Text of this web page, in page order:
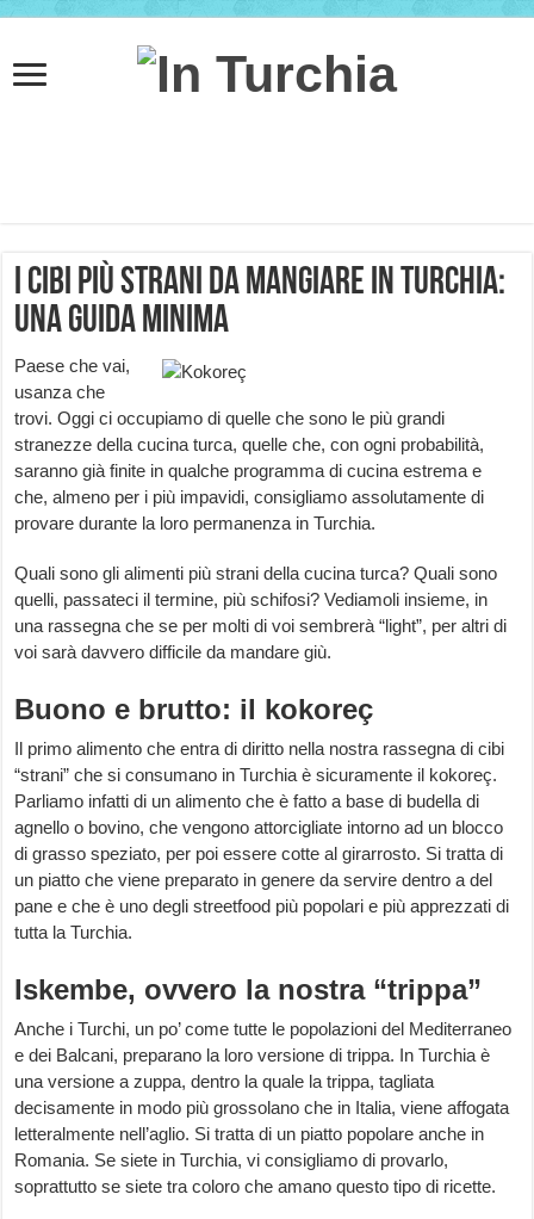
I cibi più strani da mangiare in Turchia:
una guida minima
Paese che vai,
usanza che
trovi. Oggi ci occupiamo di quelle che sono le più grandi
stranezze della cucina turca, quelle che, con ogni probabilità,
saranno già finite in qualche programma di cucina estrema e
che, almeno per i più impavidi, consigliamo assolutamente di
provare durante la loro permanenza in Turchia.
Quali sono gli alimenti più strani della cucina turca? Quali sono
quelli, passateci il termine, più schifosi? Vediamoli insieme, in
una rassegna che se per molti di voi sembrerà “light”, per altri di
voi sarà davvero difficile da mandare giù.
Buono e brutto: il kokoreç
Il primo alimento che entra di diritto nella nostra rassegna di cibi
“strani” che si consumano in Turchia è sicuramente il kokoreç.
Parliamo infatti di un alimento che è fatto a base di budella di
agnello o bovino, che vengono attorcigliate intorno ad un blocco
di grasso speziato, per poi essere cotte al girarrosto. Si tratta di
un piatto che viene preparato in genere da servire dentro a del
pane e che è uno degli streetfood più popolari e più apprezzati di
tutta la Turchia.
Iskembe, ovvero la nostra “trippa”
Anche i Turchi, un po’ come tutte le popolazioni del Mediterraneo
e dei Balcani, preparano la loro versione di trippa. In Turchia è
una versione a zuppa, dentro la quale la trippa, tagliata
decisamente in modo più grossolano che in Italia, viene affogata
letteralmente nell’aglio. Si tratta di un piatto popolare anche in
Romania. Se siete in Turchia, vi consigliamo di provarlo,
soprattutto se siete tra coloro che amano questo tipo di ricette.